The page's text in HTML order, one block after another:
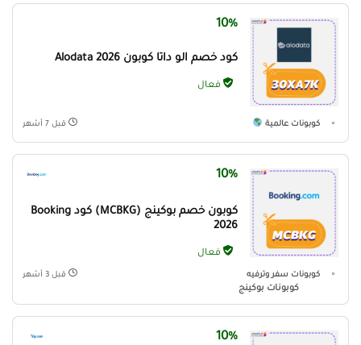
10%
كود خصم الو داتا كوبون Alodata 2026
فعال
كوبونات عالمية قبل 7 أشهر
10%
كوبون خصم بوكينج (MCBKG) كود Booking
2026
فعال
كوبونات سفر وترفيه
كوبونات بوكينج
قبل 3 أشهر
10%